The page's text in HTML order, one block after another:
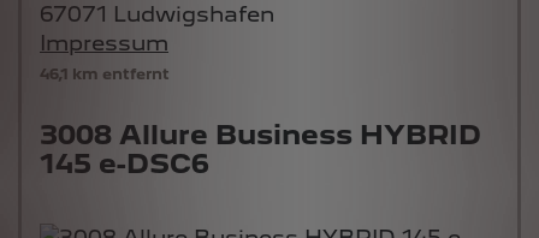
46,1 km entfernt
3008 Allure Business HYBRID
145 e-DSC6
67071 Ludwigshafen
Impressum